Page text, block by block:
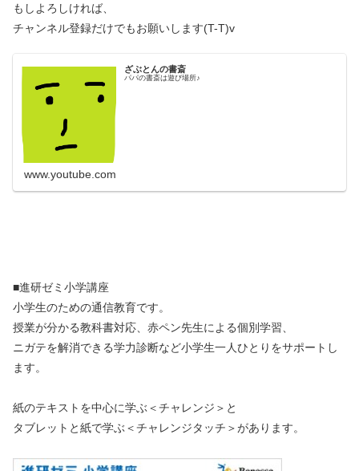
もしよろしければ、
チャンネル登録だけでもお願いします(T-T)v
ざぶとんの書斎
パパの書斎は遊び場所♪
www.youtube.com
■進研ゼミ小学講座
小学生のための通信教育です。
授業が分かる教科書対応、赤ペン先生による個別学習、
ニガテを解消できる学力診断など小学生一人ひとりをサポートし
ます。
紙のテキストを中心に学ぶ＜チャレンジ＞と
タブレットと紙で学ぶ＜チャレンジタッチ＞があります。